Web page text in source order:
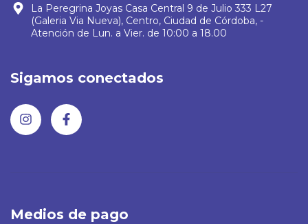
La Peregrina Joyas Casa Central 9 de Julio 333 L27
(Galeria Via Nueva), Centro, Ciudad de Córdoba, -
Atención de Lun. a Vier. de 10:00 a 18.00
Sigamos conectados
Medios de pago